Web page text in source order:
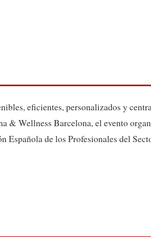
eficientes, personalizados y
& Wellness Barcelona, el evento
Española de los Profesionales del